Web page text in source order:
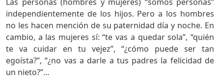
independientemente de los hijos. Pero a los hombres
no les hacen mención de su paternidad día y noche. En
cambio, a las mujeres sí: “te vas a quedar sola”, “quién
te va cuidar en tu vejez”, “¿cómo puede ser tan
egoísta?”, “¿no vas a darle a tus padres la felicidad de
un nieto?”…